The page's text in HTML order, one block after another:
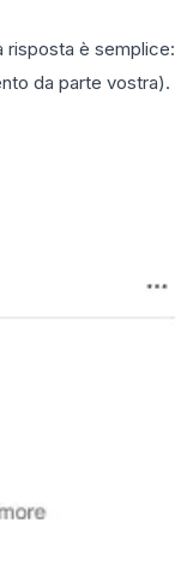
risposta è semplice:
da parte vostra).